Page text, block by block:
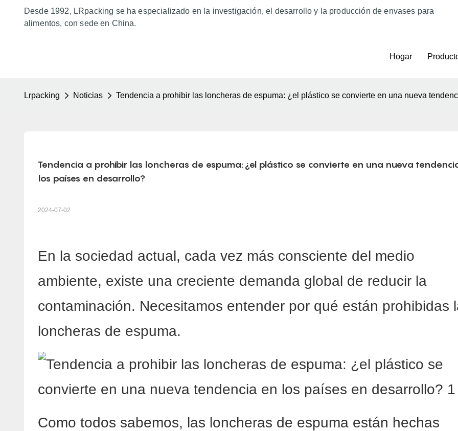
Desde 1992, LRpacking se ha especializado en la investigación, el desarrollo y la producción de envases para
alimentos, con sede en China.
Hogar
Lrpacking Noticias Tendencia a prohibir las loncheras de espuma: ¿el plástico se convierte en una nueva
Tendencia a prohibir las loncheras de espuma: ¿el plástico se convierte en una nueva
los países en desarrollo?
2024-07-02
En la sociedad actual, cada vez más consciente del medio
ambiente, existe una creciente demanda global de reducir la
contaminación. Necesitamos entender por qué están prohibidas
loncheras de espuma.
Como todos sabemos, las loncheras de espuma están hechas